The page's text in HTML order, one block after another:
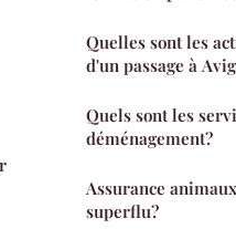
Quelles sont les
d'un passage à
Quels sont les
déménagement?
Assurance
superflu?